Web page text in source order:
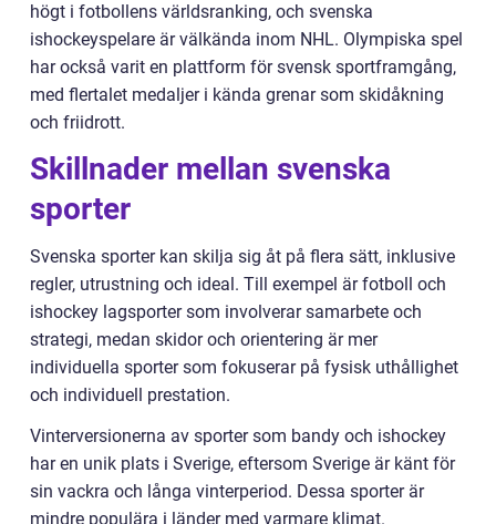
högt i fotbollens världsranking, och svenska
ishockeyspelare är välkända inom NHL. Olympiska spel
har också varit en plattform för svensk sportframgång,
med flertalet medaljer i kända grenar som skidåkning
och friidrott.
Skillnader mellan svenska
sporter
Svenska sporter kan skilja sig åt på flera sätt, inklusive
regler, utrustning och ideal. Till exempel är fotboll och
ishockey lagsporter som involverar samarbete och
strategi, medan skidor och orientering är mer
individuella sporter som fokuserar på fysisk uthållighet
och individuell prestation.
Vinterversionerna av sporter som bandy och ishockey
har en unik plats i Sverige, eftersom Sverige är känt för
sin vackra och långa vinterperiod. Dessa sporter är
mindre populära i länder med varmare klimat.